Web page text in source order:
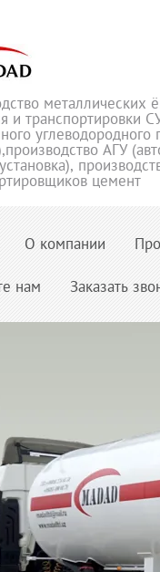
металлических
и транспортировки
углеводородного
АГУ
цемент
О компании
нам Заказать